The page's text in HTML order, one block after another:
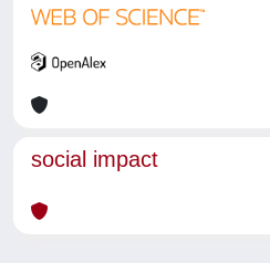
social impact